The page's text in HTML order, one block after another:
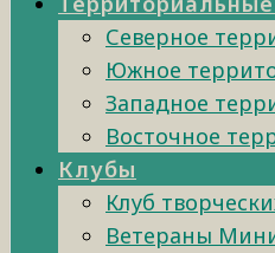
Северное
Южное
Западное
Восточное
Клубы
Клуб
Ветераны